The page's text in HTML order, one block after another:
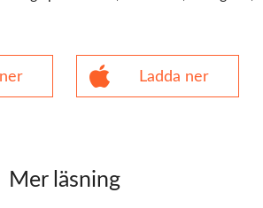
Ladda ner
Mer läsning